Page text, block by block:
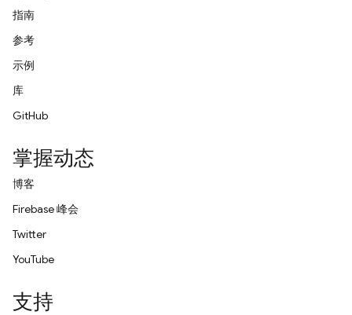
指南
参考
示例
库
GitHub
掌握动态
博客
Firebase 峰会
Twitter
YouTube
支持